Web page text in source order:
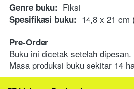
Genre buku:
  Fiksi
Spesifikasi buku:
14,8 x 21 cm
Pre-Order
Buku ini dicetak setelah dipesan.
Masa produksi buku sekitar 14